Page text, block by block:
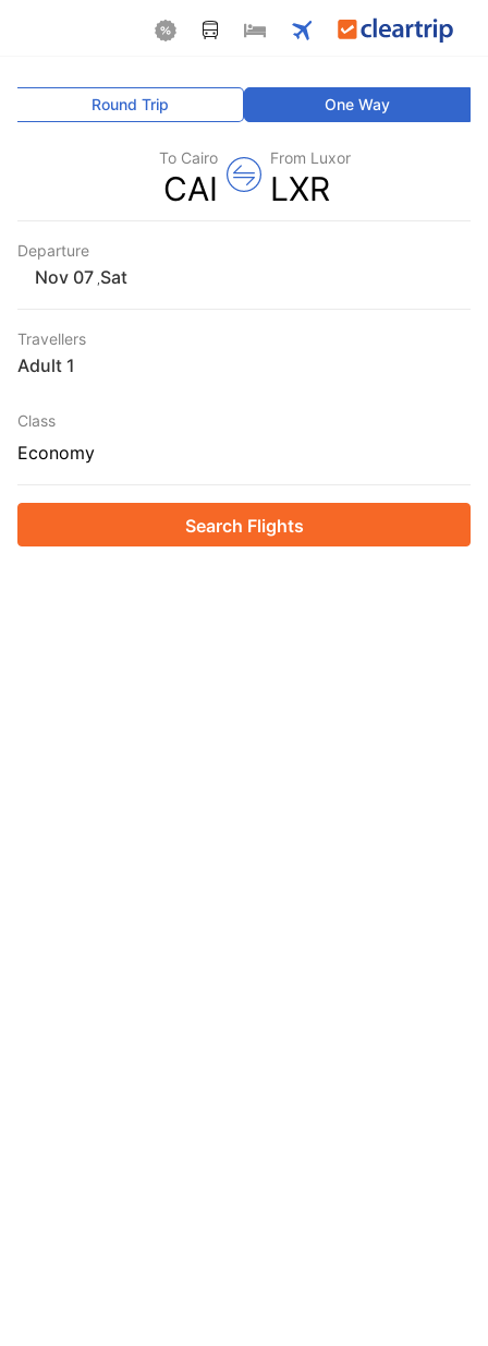
One Way
Round Trip
From Luxor
LXR
To Cairo
CAI
Departure
Sat
Travellers
1 Adult
Class
Economy